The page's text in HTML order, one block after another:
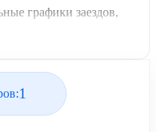
графики заездов,
1